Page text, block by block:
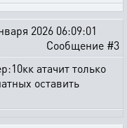
2026 06:09:01
Сообщение #3
атачит только
оставить